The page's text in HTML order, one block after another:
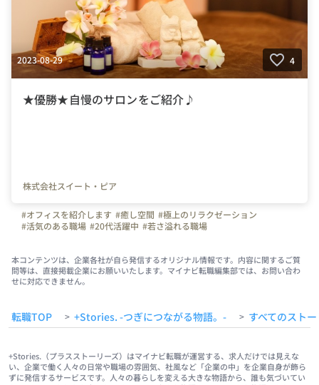
2023-08-29 4
★優勝★自慢のサロンをご紹介♪
株式会社スイート・ピア
#オフィスを紹介します #癒し空間 #極上のリラクゼーション
#活気のある職場 #20代活躍中 #若さ溢れる職場
本コンテンツは、企業各社が自ら発信するオリジナル情報です。内容に関するご質
問等は、直接掲載企業にお願いいたします。マイナビ転職編集部では、お問い合わ
せに対応できません。
転職TOP > +Stories. -つぎにつながる物語。- > すべてのスト
+Stories.（プラスストーリーズ）はマイナビ転職が運営する、求人だけでは見えな
い、企業で働く人々の日常や職場の雰囲気、社風など「企業の中」を企業自身が飾ら
ずに発信するサービスです。人々の暮らしを変える大きな物語から、誰も気づいてい